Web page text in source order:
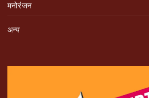
मनोरंजन
अन्य